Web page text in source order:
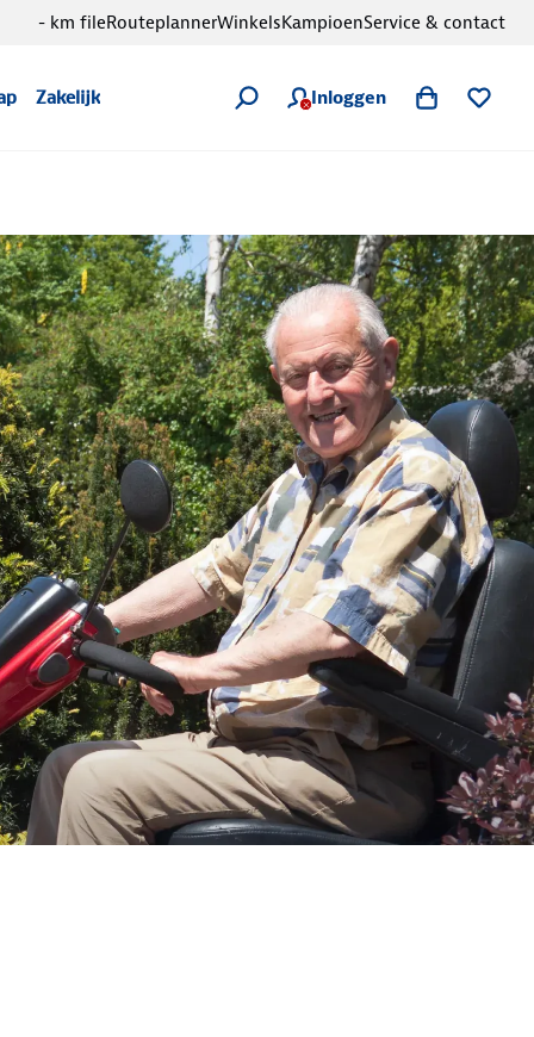
Zakelijk Inloggen
- km fileRouteplannerWinkelsKampioenService & contact